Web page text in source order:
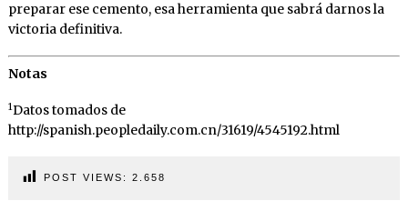
preparar ese cemento, esa herramienta que sabrá darnos la
victoria definitiva.
Notas
1Datos tomados de
http://spanish.peopledaily.com.cn/31619/4545192.html
POST VIEWS: 2.658